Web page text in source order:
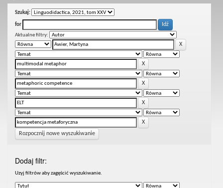
Szukaj:
for
Aktualne filtry:
Rozpocznij nowe wyszukiwanie
Dodaj filtr:
Uzyj filtrów aby zagęścić wyszukiwanie.